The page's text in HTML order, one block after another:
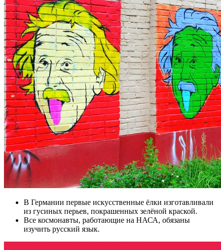
В Германии первые искусственные ёлки изготавливали
из гусиных перьев, покрашенных зелёной краской.
Все космонавты, работающие на НАСА, обязаны
изучить русский язык.